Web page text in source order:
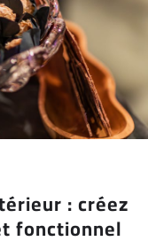
: créez
fonctionnel